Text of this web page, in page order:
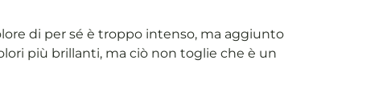
di per sé è troppo intenso, ma aggiunto
più brillanti, ma ciò non toglie che è un